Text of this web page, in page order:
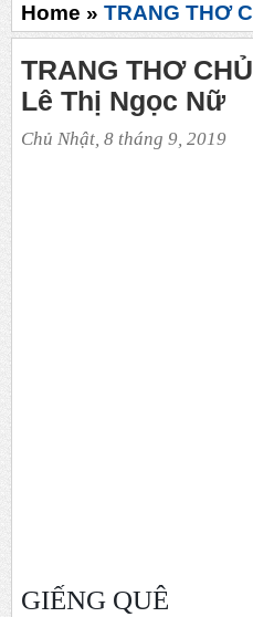
Home » TRANG THƠ
TRANG THƠ
Lê Thị Ngọc Nữ
Chủ Nhật, 8 tháng 9, 2019
Lê Thị
GIẾNG QUÊ